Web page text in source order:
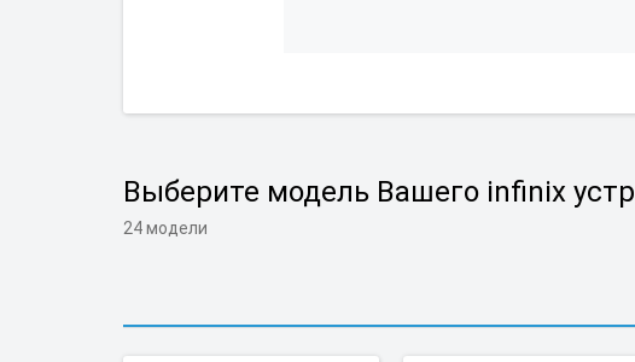
Выберите модель Вашего infinix
24 модели